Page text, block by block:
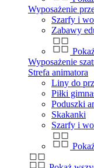
Wyposażenie
Szarfy i
Zabawy
Wyposażenie
Strefa animatora
Liny do
Piłki
Poduszki
Skakanki
Szarfy i